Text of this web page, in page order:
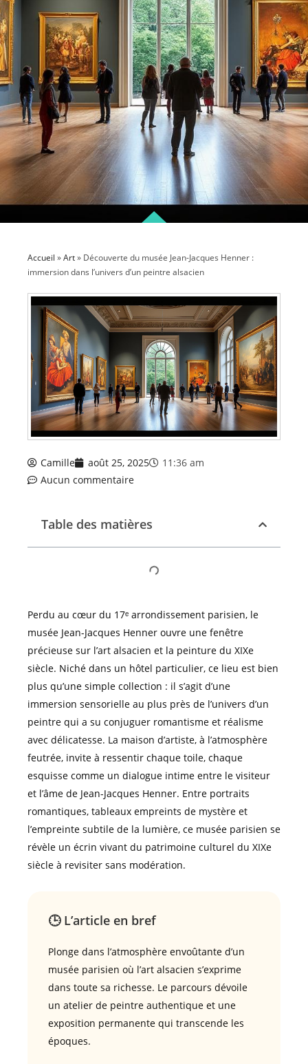
Accueil »Art» Découverte du musée Jean-Jacques Henner :
immersion dans l’univers d’un peintre alsacien
Camille août 25, 2025
11:36 am
Aucun commentaire
Table des matières
Perdu au cœur du 17ᵉ arrondissement parisien, le
musée Jean-Jacques Henner ouvre une fenêtre
précieuse sur l’art alsacien et la peinture du XIXe
siècle. Niché dans un hôtel particulier, ce lieu est bien
plus qu’une simple collection : il s’agit d’une
immersion sensorielle au plus près de l’univers d’un
peintre qui a su conjuguer romantisme et réalisme
avec délicatesse. La maison d’artiste, à l’atmosphère
feutrée, invite à ressentir chaque toile, chaque
esquisse comme un dialogue intime entre le visiteur
et l’âme de Jean-Jacques Henner. Entre portraits
romantiques, tableaux empreints de mystère et
l’empreinte subtile de la lumière, ce musée parisien se
révèle un écrin vivant du patrimoine culturel du XIXe
siècle à revisiter sans modération.
🕒 L’article en bref
Plonge dans l’atmosphère envoûtante d’un
musée parisien où l’art alsacien s’exprime
dans toute sa richesse. Le parcours dévoile
un atelier de peintre authentique et une
exposition permanente qui transcende les
époques.